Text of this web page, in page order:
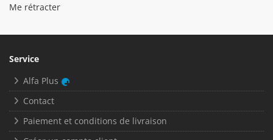
Me rétracter
Service
Alfa Plus
Contact
Paiement et conditions de livraison